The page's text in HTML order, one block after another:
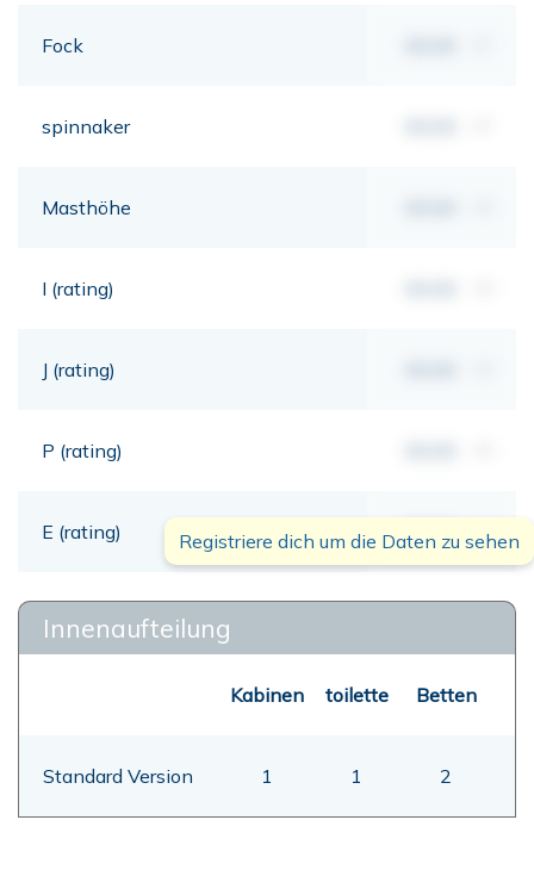
Fock
spinnaker
Masthöhe
I (rating)
J (rating)
P (rating)
E (rating) 00,00 mt
Registriere dich um die Daten zu sehen
Innenaufteilung
Kabinen toilette Betten
Standard Version 1 1 2